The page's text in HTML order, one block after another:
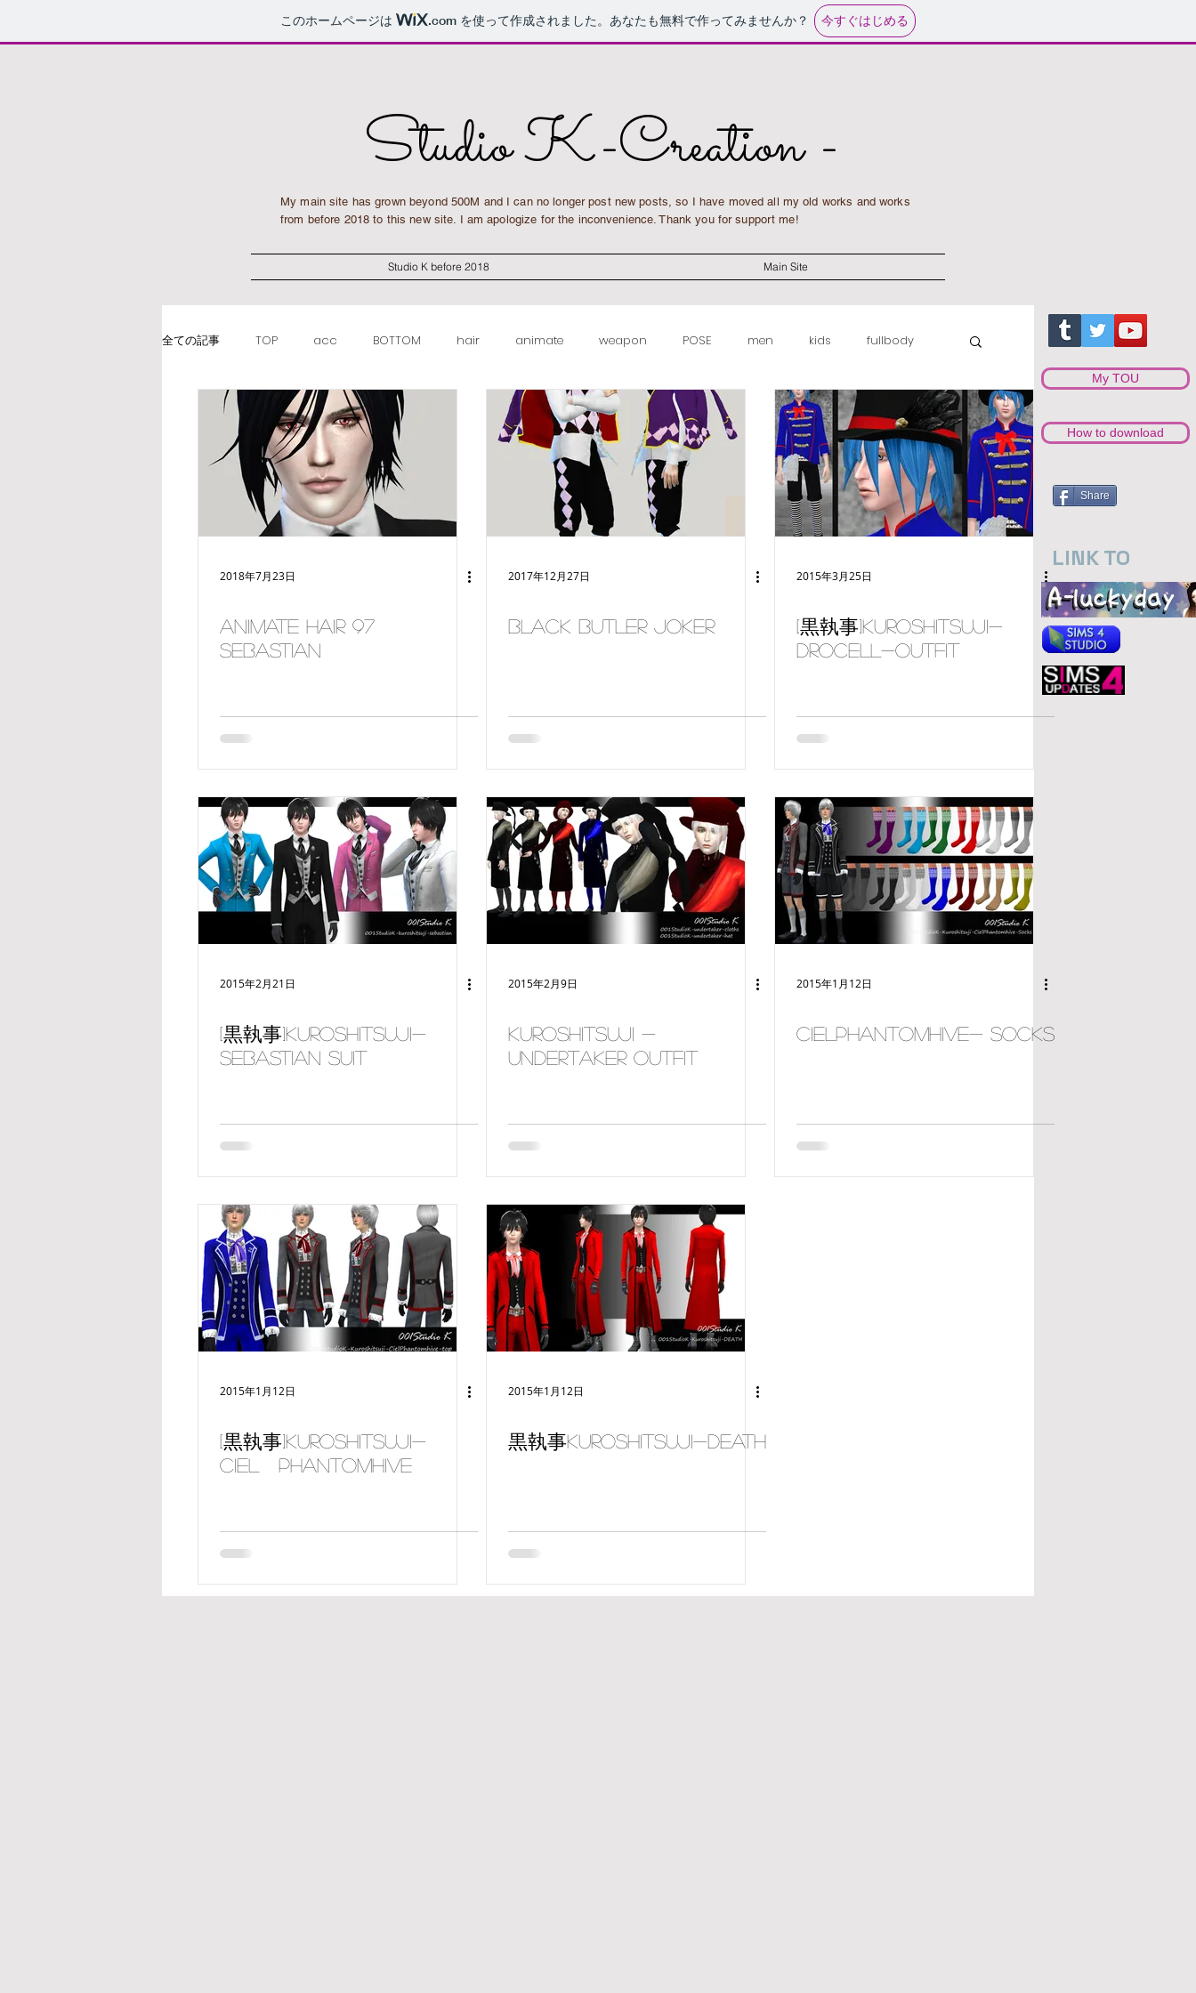
このホームページは .com を使って作成されました。あなたも無料で作ってみませんか？ 今すぐはじめる
Studio K-Creation -
My main site has grown beyond 500M and I can no longer post new posts, so I have moved all my old works and works
from before 2018 to this new site. I am apologize for the inconvenience. Thank you for support me!
Studio K before 2018 Main Site
全ての記事 TOP acc BOTTOM hair animate weapon POSE men kids fullbody
women deco make-up Back to School pet seasonal
2018年7月23日
Animate hair 97
Sebastian
2017年12月27日
Black Butler Joker
2015年3月25日
[黒執事]Kuroshitsuji-
Drocell-outfit
2015年2月21日
[黒執事]kuroshitsuji-
sebastian Suit
2015年2月9日
Kuroshitsuji -
Undertaker outfit
2015年1月12日
CielPhantomhive- Socks
2015年1月12日
[黒執事]Kuroshitsuji-
Ciel Phantomhive
2015年1月12日
黒執事Kuroshitsuji-DEATH
My TOU
How to download
Share
LINK TO